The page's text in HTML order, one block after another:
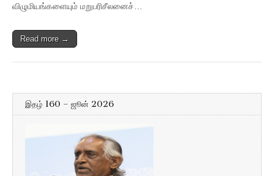
விழுமியங்களையும் மறுபரிசீலனைச்…
Read more →
இதழ் 160 – ஜூன் 2026